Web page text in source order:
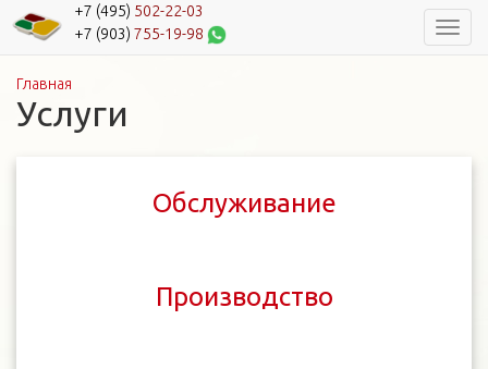
+7 (495) 502-22-03
+7 (903) 755-19-98
Вы здесь
Главная
Услуги
Обслуживание
Производство